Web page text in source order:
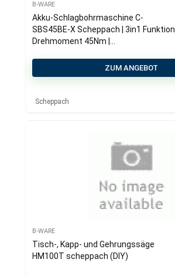
B-WARE
Akku-Schlagbohrmaschine C-
SBS45BE-X Scheppach | 3in1 Funktion |
Drehmoment 45Nm |
ZUM ANGEBOT
Scheppach
B-WARE
Tisch-, Kapp- und Gehrungssäge
HM100T scheppach (DIY)